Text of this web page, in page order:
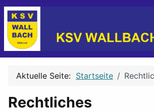
Aktuelle Seite: Startseite
Rechtliches